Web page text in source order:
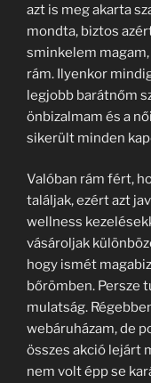
azt is meg akarta
mondta, biztos
sminkelem
rám. Ilyenkor
legjobb barátnőm
önbizalmam és a
sikerült minden
Valóban rám fért,
találjak, ezért azt
wellness
vásároljak
hogy ismét
bőrömben. Persze
mulatság.
webáruházam, de
összes akció lejárt
nem volt épp se